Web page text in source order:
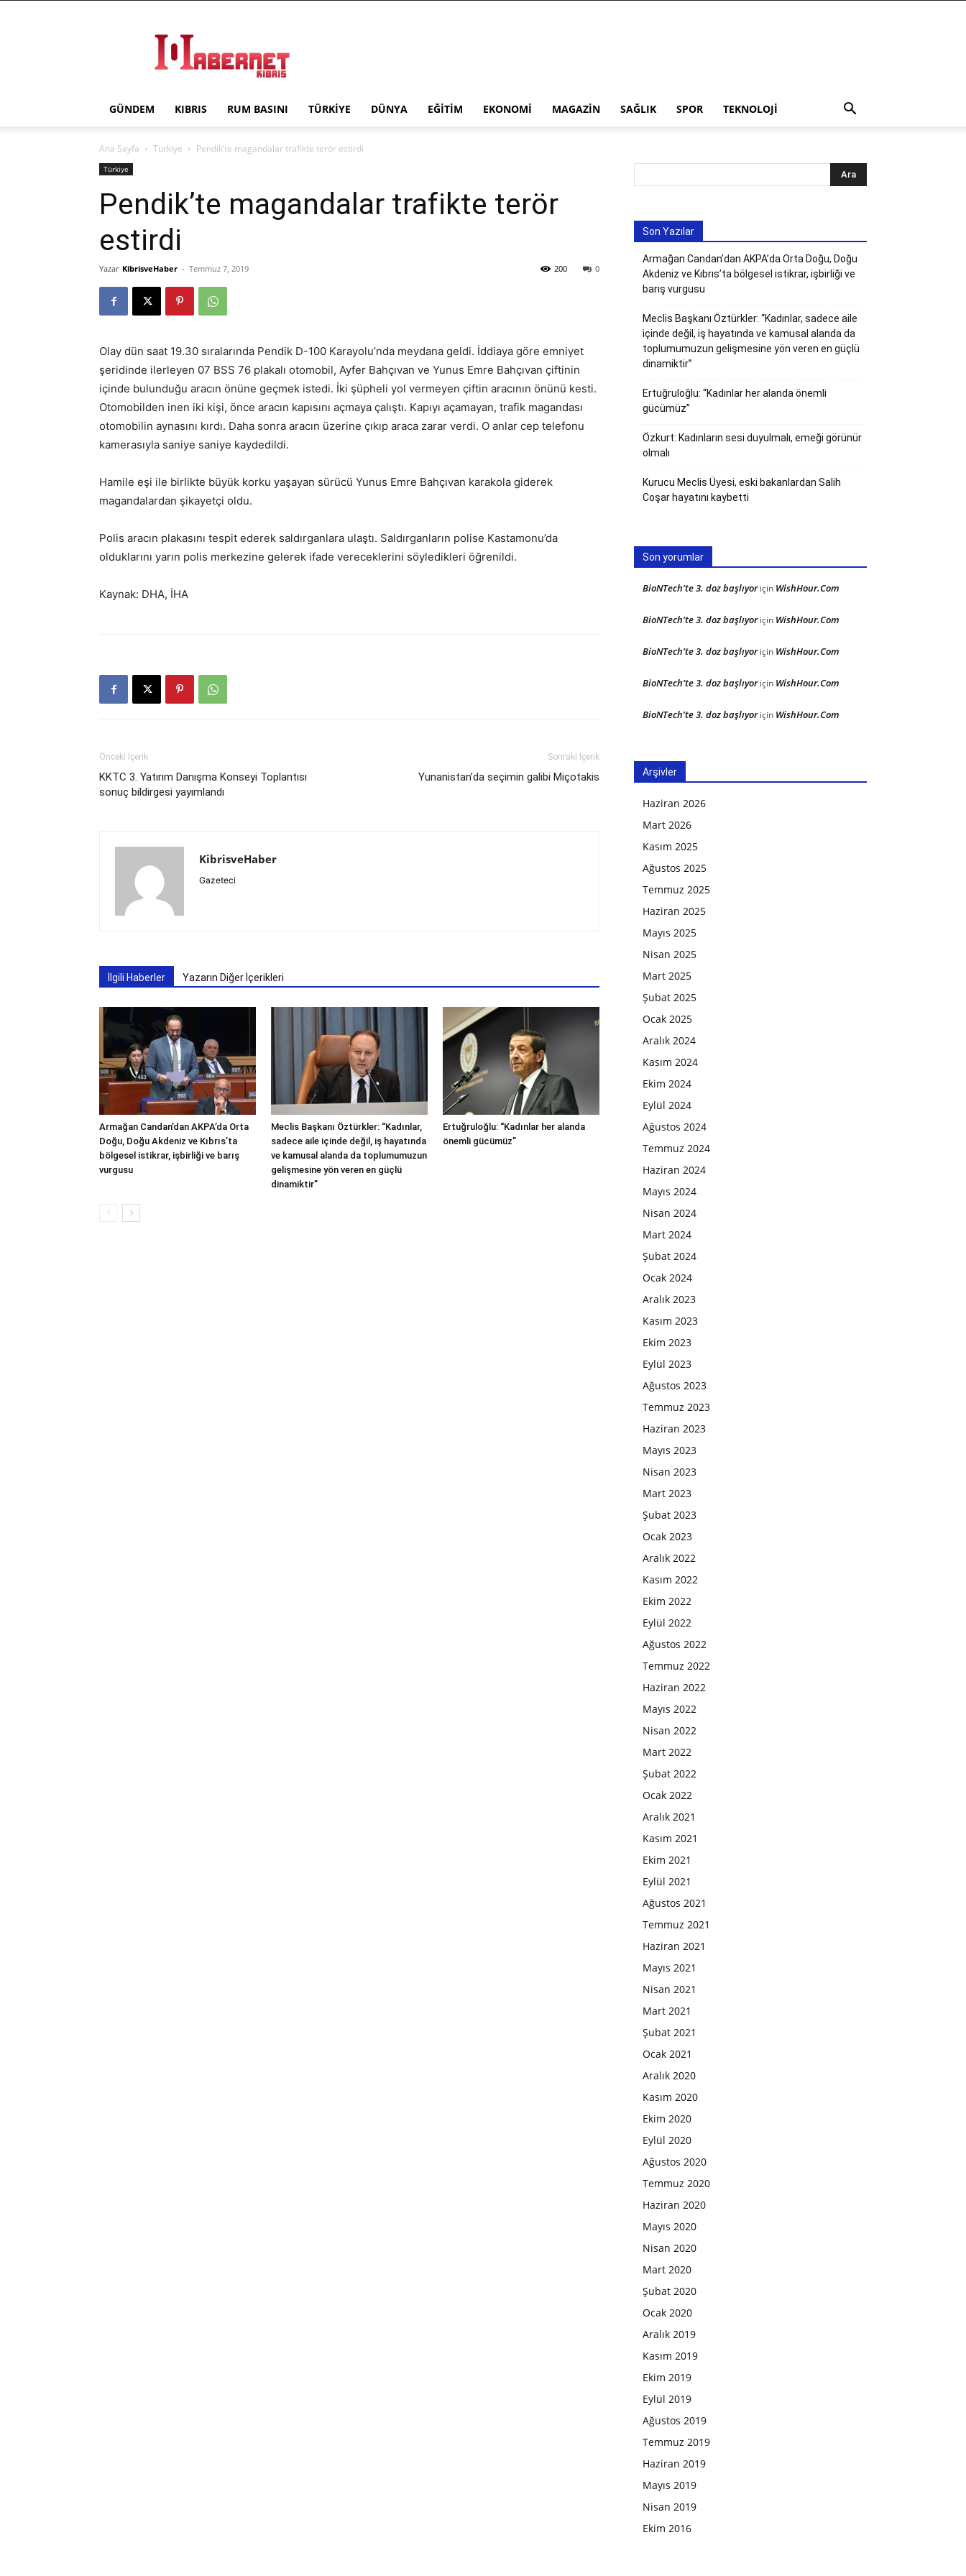
Kıbrıs
GÜNDEM KIBRIS RUM BASINI TÜRKIYE DÜNYA EĞITIM EKONOMI MAGAZIN SAĞLIK SPOR TEKNOLOJI
Ana Sayfa Türkiye Pendik’te magandalar trafikte terör estirdi
Türkiye
Pendik’te magandalar trafikte terör
estirdi
Yazar KibrisveHaber - Temmuz 7, 2019 0
200
Olay dün saat 19.30 sıralarında Pendik D-100 Karayolu’nda meydana geldi. İddiaya göre emniyet
şeridinde ilerleyen 07 BSS 76 plakalı otomobil, Ayfer Bahçıvan ve Yunus Emre Bahçıvan çiftinin
içinde bulunduğu aracın önüne geçmek istedi. İki şüpheli yol vermeyen çiftin aracının önünü kesti.
Otomobilden inen iki kişi, önce aracın kapısını açmaya çalıştı. Kapıyı açamayan, trafik magandası
otomobilin aynasını kırdı. Daha sonra aracın üzerine çıkıp araca zarar verdi. O anlar cep telefonu
kamerasıyla saniye saniye kaydedildi.
Hamile eşi ile birlikte büyük korku yaşayan sürücü Yunus Emre Bahçıvan karakola giderek
magandalardan şikayetçi oldu.
Polis aracın plakasını tespit ederek saldırganlara ulaştı. Saldırganların polise Kastamonu’da
olduklarını yarın polis merkezine gelerek ifade vereceklerini söyledikleri öğrenildi.
Kaynak: DHA, İHA
Önceki İçerik
KKTC 3. Yatırım Danışma Konseyi Toplantısı
sonuç bildirgesi yayımlandı
Sonraki İçerik
Yunanistan’da seçimin galibi Miçotakis
KibrisveHaber
Gazeteci
İlgili Haberler Yazarın Diğer İçerikleri
Armağan Candan’dan AKPA’da Orta
Doğu, Doğu Akdeniz ve Kıbrıs’ta
bölgesel istikrar, işbirliği ve barış
vurgusu
Meclis Başkanı Öztürkler: “Kadınlar,
sadece aile içinde değil, iş hayatında
ve kamusal alanda da toplumumuzun
gelişmesine yön veren en güçlü
dinamiktir”
Ertuğruloğlu: “Kadınlar her alanda
önemli gücümüz”
Son Yazılar
Armağan Candan’dan AKPA’da Orta Doğu, Doğu
Akdeniz ve Kıbrıs’ta bölgesel istikrar, işbirliği ve
barış vurgusu
Meclis Başkanı Öztürkler: “Kadınlar, sadece aile
içinde değil, iş hayatında ve kamusal alanda da
toplumumuzun gelişmesine yön veren en güçlü
dinamiktir”
Ertuğruloğlu: “Kadınlar her alanda önemli
gücümüz”
Özkurt: Kadınların sesi duyulmalı, emeği görünür
olmalı
Kurucu Meclis Üyesi, eski bakanlardan Salih
Coşar hayatını kaybetti
Son yorumlar
BioNTech’te 3. doz başlıyoriçin WishHour.Com
BioNTech’te 3. doz başlıyoriçin WishHour.Com
BioNTech’te 3. doz başlıyoriçin WishHour.Com
BioNTech’te 3. doz başlıyoriçin WishHour.Com
BioNTech’te 3. doz başlıyoriçin WishHour.Com
Arşivler
Haziran 2026
Mart 2026
Kasım 2025
Ağustos 2025
Temmuz 2025
Haziran 2025
Mayıs 2025
Nisan 2025
Mart 2025
Şubat 2025
Ocak 2025
Aralık 2024
Kasım 2024
Ekim 2024
Eylül 2024
Ağustos 2024
Temmuz 2024
Haziran 2024
Mayıs 2024
Nisan 2024
Mart 2024
Şubat 2024
Ocak 2024
Aralık 2023
Kasım 2023
Ekim 2023
Eylül 2023
Ağustos 2023
Temmuz 2023
Haziran 2023
Mayıs 2023
Nisan 2023
Mart 2023
Şubat 2023
Ocak 2023
Aralık 2022
Kasım 2022
Ekim 2022
Eylül 2022
Ağustos 2022
Temmuz 2022
Haziran 2022
Mayıs 2022
Nisan 2022
Mart 2022
Şubat 2022
Ocak 2022
Aralık 2021
Kasım 2021
Ekim 2021
Eylül 2021
Ağustos 2021
Temmuz 2021
Haziran 2021
Mayıs 2021
Nisan 2021
Mart 2021
Şubat 2021
Ocak 2021
Aralık 2020
Kasım 2020
Ekim 2020
Eylül 2020
Ağustos 2020
Temmuz 2020
Haziran 2020
Mayıs 2020
Nisan 2020
Mart 2020
Şubat 2020
Ocak 2020
Aralık 2019
Kasım 2019
Ekim 2019
Eylül 2019
Ağustos 2019
Temmuz 2019
Haziran 2019
Mayıs 2019
Nisan 2019
Ekim 2016